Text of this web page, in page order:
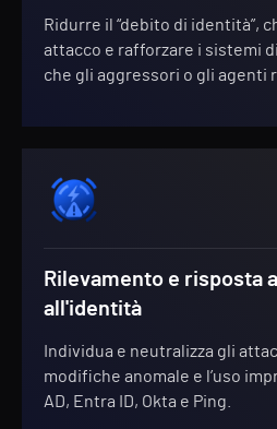
Ridurre il “debito di identità”,
attacco e rafforzare i sistemi
che gli aggressori o gli agenti
Rilevamento e risposta
all'identità
Individua e neutralizza gli
modifiche anomale e l’uso
AD, Entra ID, Okta e Ping.